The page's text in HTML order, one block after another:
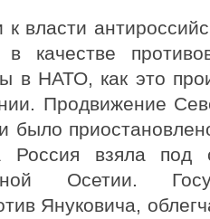
к власти
в качестве
в НАТО, как это
Продвижение
было
Россия взяла под
Осетии.
Януковича,